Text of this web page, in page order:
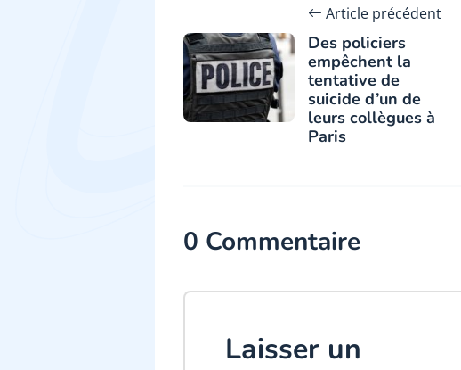
Article précédent
Des policiers
empêchent la
tentative de
suicide d’un de
leurs collègues à
Paris
0 Commentaire
Laisser un